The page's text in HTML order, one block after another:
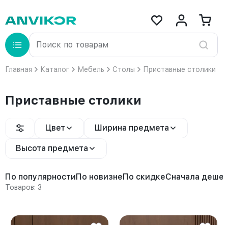
Главная Каталог Мебель Столы Приставные столики
Приставные столики
Цвет Ширина предмета
Высота предмета
По популярностиПо новизнеПо скидкеСначала
Товаров: 3